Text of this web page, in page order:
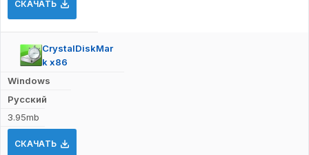
СКАЧАТЬ
CrystalDiskMar
k x86
Windows
Русский
3.95mb
СКАЧАТЬ